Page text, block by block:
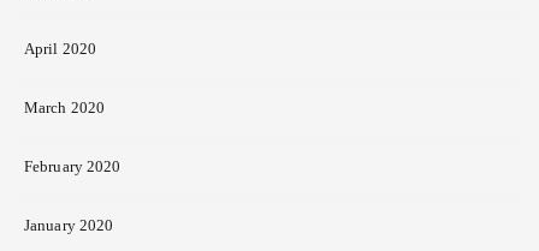
April 2020
March 2020
February 2020
January 2020